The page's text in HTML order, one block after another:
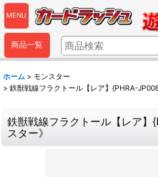
MENU
商品一覧
ホーム > モンスター
> 鉄獣戦線フラクトール【レア】{PHRA-
鉄獣戦線フラクトール【レア
スター》